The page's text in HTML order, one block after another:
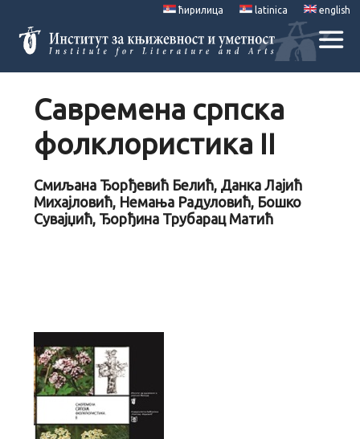
ћирилица latinica english
Савремена српска
фолклористика II
Смиљана Ђорђевић Белић, Данка Лајић
Михајловић, Немања Радуловић, Бошко
Сувајџић, Ђорђина Трубарац Матић